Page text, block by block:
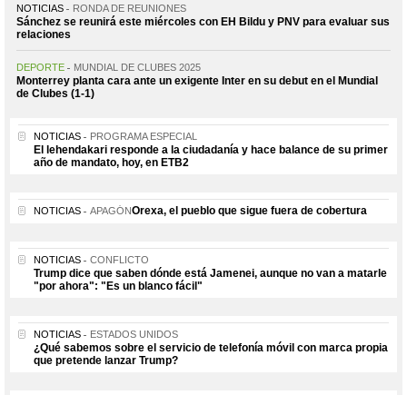
NOTICIAS RONDA DE REUNIONES
Sánchez se reunirá este miércoles con EH Bildu y PNV para evaluar sus
relaciones
DEPORTE MUNDIAL DE CLUBES 2025
Monterrey planta cara ante un exigente Inter en su debut en el Mundial
de Clubes (1-1)
NOTICIAS PROGRAMA ESPECIAL
El lehendakari responde a la ciudadanía y hace balance de su primer
año de mandato, hoy, en ETB2
NOTICIAS APAGÓNOrexa, el pueblo que sigue fuera de cobertura
NOTICIAS CONFLICTO
Trump dice que saben dónde está Jamenei, aunque no van a matarle
"por ahora": "Es un blanco fácil"
NOTICIAS ESTADOS UNIDOS
¿Qué sabemos sobre el servicio de telefonía móvil con marca propia
que pretende lanzar Trump?